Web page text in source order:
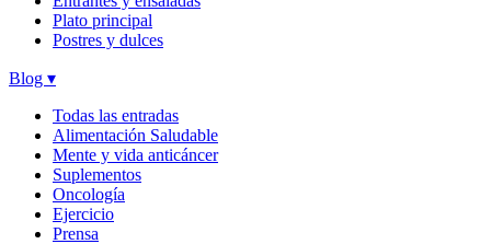
Plato principal
Postres y dulces
Blog ▾
Todas las entradas
Alimentación Saludable
Mente y vida anticáncer
Suplementos
Oncología
Ejercicio
Prensa